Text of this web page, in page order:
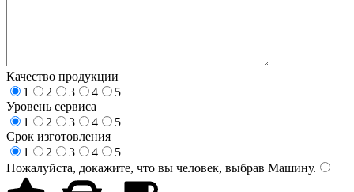
Качество продукции
1
2 3 4
5
Уровень сервиса
1
2 3 4
5
Срок изготовления
1
2 3 4
5
Пожалуйста, докажите, что вы человек, выбрав Машину.